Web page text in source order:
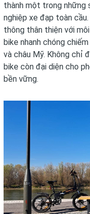
thành một trong những
nghiệp xe đạp toàn
thông thân thiện với
bike nhanh chóng
và châu Mỹ. Không chỉ
bike còn đại diện cho
bền vững.